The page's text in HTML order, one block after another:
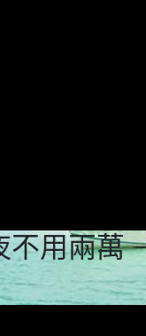
不用兩萬